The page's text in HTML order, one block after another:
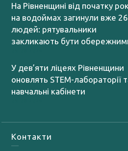
На Рівненщині від початку
на водоймах загинули вже 26
людей: рятувальники
закликають бути
У дев’яти ліцеях Рівненщини
оновлять STEM-лабораторії
навчальні кабінети
Контакти